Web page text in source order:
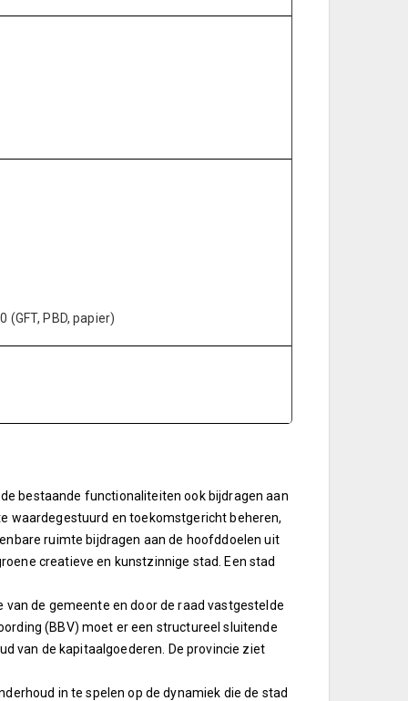
(GFT, PBD, papier)
bestaande functionaliteiten ook bijdragen aan
waardegestuurd en toekomstgericht beheren,
ruimte bijdragen aan de hoofddoelen uit
creatieve en kunstzinnige stad. Een stad
de gemeente en door de raad vastgestelde
(BBV) moet er een structureel sluitende
van de kapitaalgoederen. De provincie ziet
in te spelen op de dynamiek die de stad